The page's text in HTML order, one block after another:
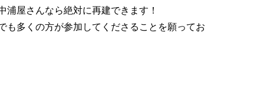
浦屋さんなら絶対に再建できます！
も多くの方が参加してくださることを願ってお